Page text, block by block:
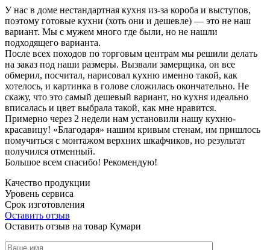
У нас в доме нестандартная кухня из-за короба и выступов,
поэтому готовые кухни (хоть они и дешевле) — это не наш
вариант. Мы с мужем много где были, но не нашли
подходящего варианта.
После всех походов по торговым центрам мы решили делать
на заказ под наши размеры. Вызвали замерщика, он все
обмерил, посчитал, нарисовал кухню именно такой, как
хотелось, и картинка в голове сложилась окончательно. Не
скажу, что это самый дешевый вариант, но кухня идеально
вписалась и цвет выбрала такой, как мне нравится.
Примерно через 2 недели нам установили нашу кухню-
красавицу! «Благодаря» нашим кривым стенам, им пришлось
помучиться с монтажом верхних шкафчиков, но результат
получился отменный.
Большое всем спасибо! Рекомендую!
Качество продукции
Уровень сервиса
Срок изготовления
Оставить отзыв
Оставить отзыв на товар Кумари